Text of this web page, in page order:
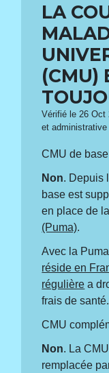
LA
(CMU)
Vérifié le 26 Oct
et
CMU de base
Non. Depuis
base est
en place de la
(Puma).
Avec la
réside en
régulière a
frais de santé.
CMU
Non. La
remplacée